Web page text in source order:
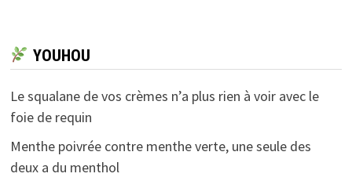
YOUHOU
Le squalane de vos crèmes n’a plus rien à voir avec le
foie de requin
Menthe poivrée contre menthe verte, une seule des
deux a du menthol